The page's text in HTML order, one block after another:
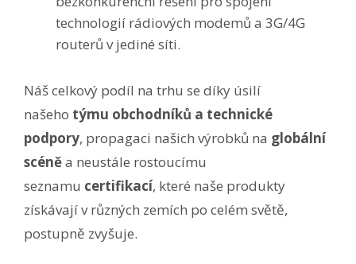
technologií rádiových modemů a 3G/4G
routerů v jediné síti.
Náš celkový podíl na trhu se díky úsilí
našeho týmu obchodníků a technické
podpory, propagaci našich výrobků na globální
scéněa neustále rostoucímu
seznamu certifikací, které naše produkty
získávají v různých zemích po celém světě,
postupně zvyšuje.